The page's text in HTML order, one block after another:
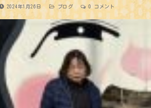
2024年1月26日 ブログ 0 コメント